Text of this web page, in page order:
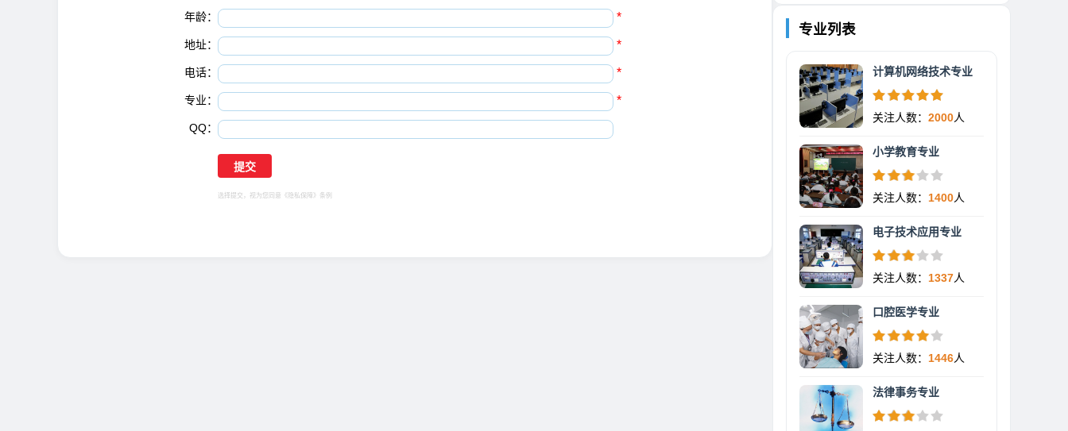
年龄： *
地址： *
电话： *
专业： *
QQ：
选择提交，视为您同意 《隐私保障》 条例
专业列表
计算机网络技术专业
关注人数： 2000人
小学教育专业
关注人数： 1400人
电子技术应用专业
关注人数： 1337人
口腔医学专业
关注人数： 1446人
法律事务专业